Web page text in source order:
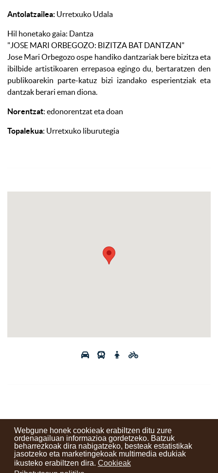
Webgune honek cookieak erabiltzen ditu zure
ordenagailuan informazioa gordetzeko. Batzuk
beharrezkoak dira nabigatzeko, besteak estatistikak
jasotzeko eta marketingekoak multimedia edukiak
ikusteko erabiltzen dira. Cookieak
Antolatzailea: Urretxuko Udala
Hil honetako gaia: Dantza
"JOSE MARI ORBEGOZO: BIZITZA BAT DANTZAN"
Jose Mari Orbegozo ospe handiko dantzariak bere bizitza eta
ibilbide artistikoaren errepasoa egingo du, bertaratzen den
publikoarekin parte-katuz bizi izandako esperientziak eta
dantzak berari eman diona.
Norentzat: edonorentzat eta doan
Topalekua: Urretxuko liburutegia
Kontaktuak Erabilera baldintzak Lege oharra
Berriak
Zure iritzia